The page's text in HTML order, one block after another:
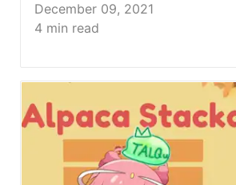
December 09, 2021
4 min read